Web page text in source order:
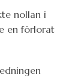
nollan i
en förlorat